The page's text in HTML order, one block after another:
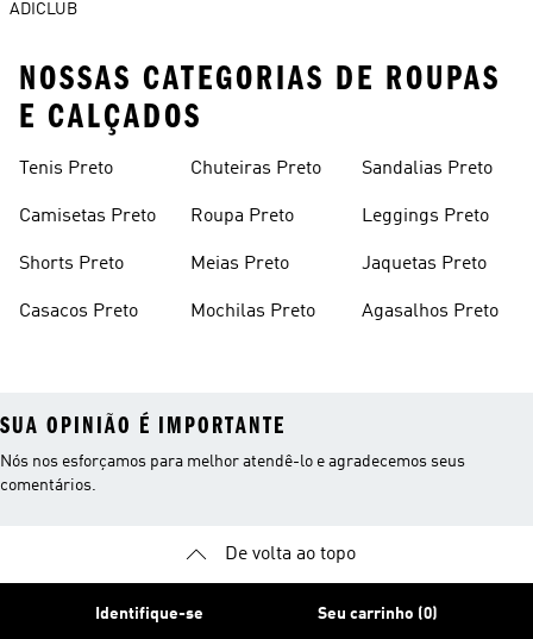
ADICLUB
NOSSAS CATEGORIAS DE ROUPAS
E CALÇADOS
Tenis Preto
Camisetas Preto
Shorts Preto
Casacos Preto
Chuteiras Preto
Roupa Preto
Meias Preto
Mochilas Preto
Sandalias Preto
Leggings Preto
Jaquetas Preto
Agasalhos Preto
SUA OPINIÃO É IMPORTANTE
Nós nos esforçamos para melhor atendê-lo e agradecemos seus
comentários.
De volta ao topo
Identifique-se Seu carrinho (0)